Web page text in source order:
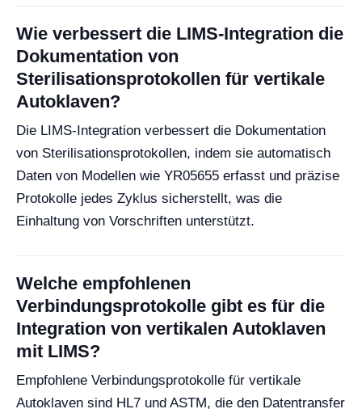
Wie verbessert die LIMS-Integration die
Dokumentation von
Sterilisationsprotokollen für vertikale
Autoklaven?
Die LIMS-Integration verbessert die Dokumentation
von Sterilisationsprotokollen, indem sie automatisch
Daten von Modellen wie YR05655 erfasst und präzise
Protokolle jedes Zyklus sicherstellt, was die
Einhaltung von Vorschriften unterstützt.
Welche empfohlenen
Verbindungsprotokolle gibt es für die
Integration von vertikalen Autoklaven
mit LIMS?
Empfohlene Verbindungsprotokolle für vertikale
Autoklaven sind HL7 und ASTM, die den Datentransfer